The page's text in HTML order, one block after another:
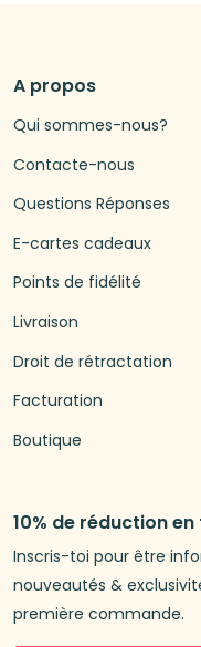
A propos
Qui sommes-nous?
Contacte-nous
Questions Réponses
E-cartes cadeaux
Points de fidélité
Livraison
Droit de rétractation
Facturation
Boutique
10% de réduction
Inscris-toi pour être
nouveautés &
première commande.